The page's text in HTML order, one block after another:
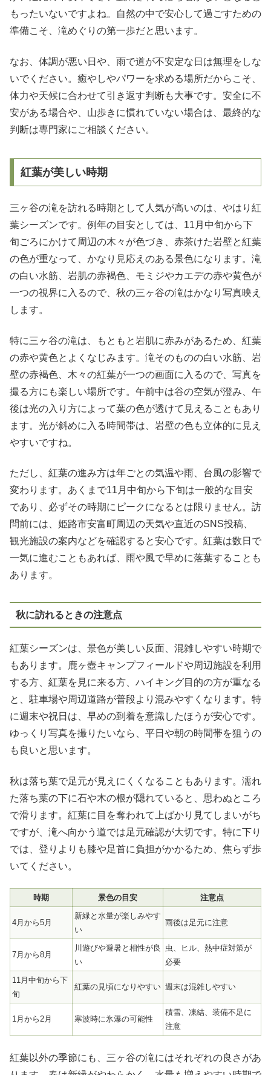
もったいないですよね。自然の中で安心して過ごすための
準備こそ、滝めぐりの第一歩だと思います。
なお、体調が悪い日や、雨で道が不安定な日は無理をしな
いでください。癒やしやパワーを求める場所だからこそ、
体力や天候に合わせて引き返す判断も大事です。安全に不
安がある場合や、山歩きに慣れていない場合は、最終的な
判断は専門家にご相談ください。
紅葉が美しい時期
三ヶ谷の滝を訪れる時期として人気が高いのは、やはり紅
葉シーズンです。例年の目安としては、11月中旬から下
旬ごろにかけて周辺の木々が色づき、赤茶けた岩壁と紅葉
の色が重なって、かなり見応えのある景色になります。滝
の白い水筋、岩肌の赤褐色、モミジやカエデの赤や黄色が
一つの視界に入るので、秋の三ヶ谷の滝はかなり写真映え
します。
特に三ヶ谷の滝は、もともと岩肌に赤みがあるため、紅葉
の赤や黄色とよくなじみます。滝そのものの白い水筋、岩
壁の赤褐色、木々の紅葉が一つの画面に入るので、写真を
撮る方にも楽しい場所です。午前中は谷の空気が澄み、午
後は光の入り方によって葉の色が透けて見えることもあり
ます。光が斜めに入る時間帯は、岩壁の色も立体的に見え
やすいですね。
ただし、紅葉の進み方は年ごとの気温や雨、台風の影響で
変わります。あくまで11月中旬から下旬は一般的な目安
であり、必ずその時期にピークになるとは限りません。訪
問前には、姫路市安富町周辺の天気や直近のSNS投稿、
観光施設の案内などを確認すると安心です。紅葉は数日で
一気に進むこともあれば、雨や風で早めに落葉することも
あります。
秋に訪れるときの注意点
紅葉シーズンは、景色が美しい反面、混雑しやすい時期で
もあります。鹿ヶ壺キャンプフィールドや周辺施設を利用
する方、紅葉を見に来る方、ハイキング目的の方が重なる
と、駐車場や周辺道路が普段より混みやすくなります。特
に週末や祝日は、早めの到着を意識したほうが安心です。
ゆっくり写真を撮りたいなら、平日や朝の時間帯を狙うの
も良いと思います。
秋は落ち葉で足元が見えにくくなることもあります。濡れ
た落ち葉の下に石や木の根が隠れていると、思わぬところ
で滑ります。紅葉に目を奪われて上ばかり見てしまいがち
ですが、滝へ向かう道では足元確認が大切です。特に下り
では、登りよりも膝や足首に負担がかかるため、焦らず歩
いてください。
時期 景色の目安 注意点
4月から5月
新緑と水量が楽しみやす
い
雨後は足元に注意
7月から8月
川遊びや避暑と相性が良
い
虫、ヒル、熱中症対策が
必要
11月中旬から下
旬
紅葉の見頃になりやすい 週末は混雑しやすい
1月から2月 寒波時に氷瀑の可能性
積雪、凍結、装備不足に
注意
紅葉以外の季節にも、三ヶ谷の滝にはそれぞれの良さがあ